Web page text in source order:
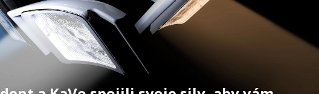
KOŠÍKA
15,60€
Na ceste
PRIDAŤ DO KOŠÍKA
18,80
Na sklade
PRIDAŤ DO KOŠÍKA